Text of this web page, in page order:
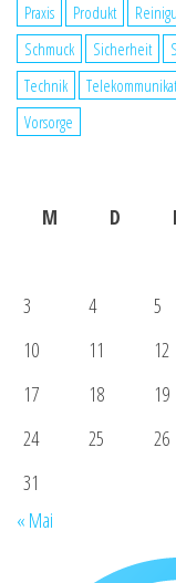
Praxis
Produkt
Schmuck
Sicherheit
Technik
Vorsorge
M
D
3
4 5
10
11 12
17
18 19
24
25 26
31
« Mai